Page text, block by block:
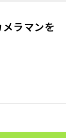
ラマンを